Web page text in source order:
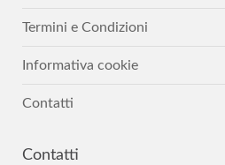
Termini e Condizioni
Informativa cookie
Contatti
Contatti